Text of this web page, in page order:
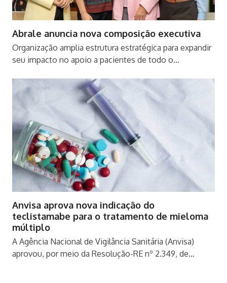
Abrale anuncia nova composição executiva
Organização amplia estrutura estratégica para expandir
seu impacto no apoio a pacientes de todo o…
Anvisa aprova nova indicação do
teclistamabe para o tratamento de mieloma
múltiplo
A Agência Nacional de Vigilância Sanitária (Anvisa)
aprovou, por meio da Resolução-RE nº 2.349, de…